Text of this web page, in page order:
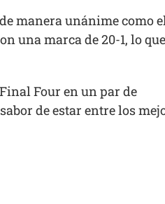
manera unánime como
una marca de 20-1, lo
Four en un par de
de estar entre los